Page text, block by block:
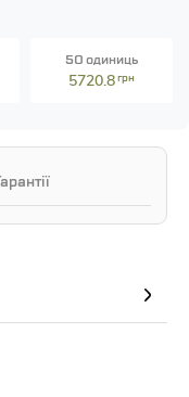
50 одиниць
5720.8грн